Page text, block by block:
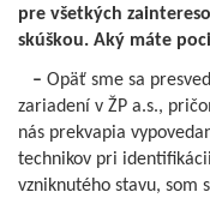
pre všetkých
skúškou. Aký máte
– Opäť sme sa
zariadení v ŽP a.s.,
nás prekvapia
technikov pri
vzniknutého stavu, som